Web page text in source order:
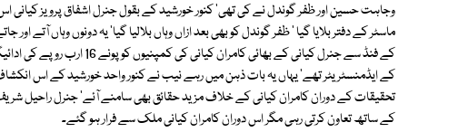
وجاہت حسین اور ظفر گوندل نے کی تھی' کنور خورشید کے بقول جنرل اشفاق پرویز
ماسٹر کے دفتر بلایا گیا ' ظفر گوندل کو بھی بعد ازاں وہاں بلالیا گیا' یہ دونوں وہاں آتے
کے فنڈ سے جنرل کیانی کے بھائی
کے ایڈمنسٹریٹر تھے' یہاں یہ بات ذہن میں رہے نیب نے کنور واحد خورشید کے اس
تحقیقات کے دوران کامران کیانی کے خلاف مزید حقائق بھی سامنے آئے' جنرل راحیل
کے ساتھ تعاون کرتی رہی مگر اس دوران کامران کیانی ملک سے فرار ہو گئے۔